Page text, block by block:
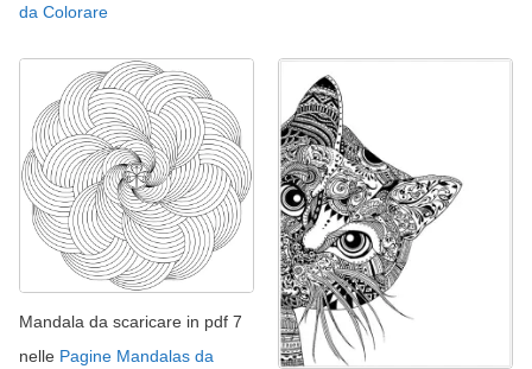
da Colorare
Mandala da scaricare in pdf 7
nelle Pagine Mandalas da